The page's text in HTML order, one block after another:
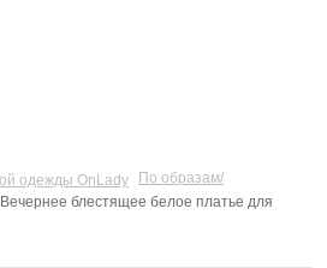
По образам/
Вечернее блестящее белое платье для